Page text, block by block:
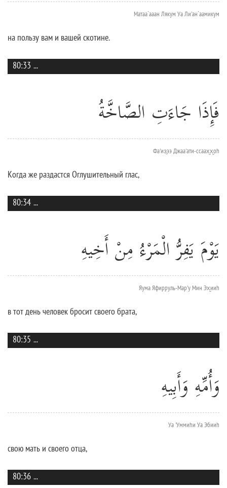
Матаа`ааан Лякум Уа Ли'ан`аамикум
на пользу вам и вашей скотине.
80:33 ...
فَإِذَا جَاءَتِ الصَّاخَّةُ
Фа'из̱ээ Джаа'ати-ссаах̮х̮оh
Когда же раздастся Оглушительный глас,
80:34 ...
يَوْمَ يَفِرُّ الْمَرْءُ مِنْ أَخِيهِ
Яума Яфирруль-Мар'у Мин Эх̮ииh
в тот день человек бросит своего брата,
80:35 ...
وَأُمِّهِ وَأَبِيهِ
Уа 'Уммиhи Уа Эбииh
свою мать и своего отца,
80:36 ...